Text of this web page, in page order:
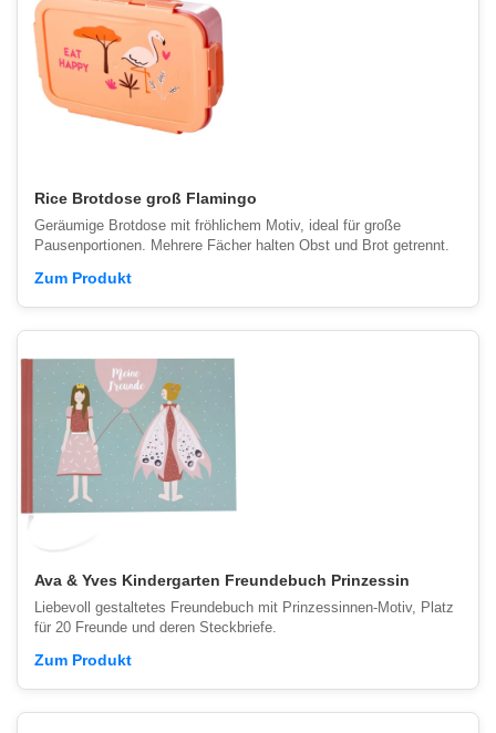
Rice Brotdose groß Flamingo
Geräumige Brotdose mit fröhlichem Motiv, ideal für große
Pausenportionen. Mehrere Fächer halten Obst und Brot getrennt.
Zum Produkt
Ava & Yves Kindergarten Freundebuch Prinzessin
Liebevoll gestaltetes Freundebuch mit Prinzessinnen-Motiv, Platz
für 20 Freunde und deren Steckbriefe.
Zum Produkt